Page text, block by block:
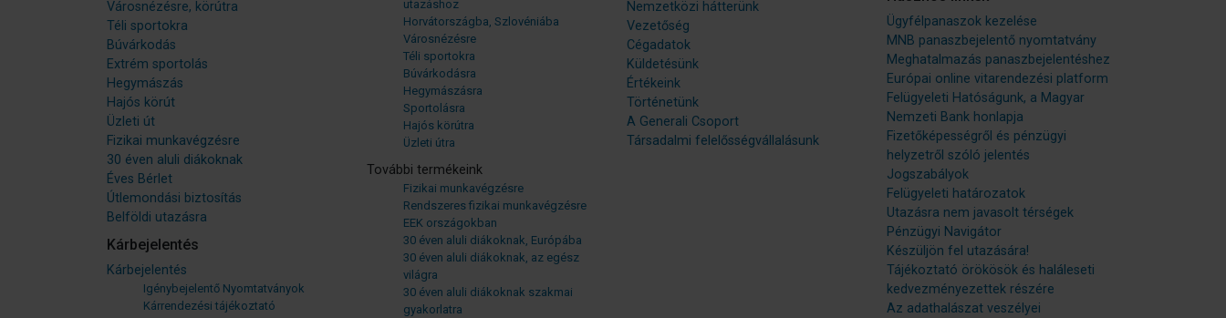
Városnézésre, körútra
Téli sportokra
Búvárkodás
Extrém sportolás
Hegymászás
Hajós körút
Üzleti út
Fizikai munkavégzésre
30 éven aluli diákoknak
Éves Bérlet
Útlemondási biztosítás
Belföldi utazásra
Kárbejelentés
Kárbejelentés
Igénybejelentő Nyomtatványok
Kárrendezési tájékoztató
utazáshoz
Horvátországba, Szlovéniába
Városnézésre
Téli sportokra
Búvárkodásra
Hegymászásra
Sportolásra
Hajós körútra
Üzleti útra
További termékeink
Fizikai munkavégzésre
Rendszeres fizikai munkavégzésre
EEK országokban
30 éven aluli diákoknak, Európába
30 éven aluli diákoknak, az egész
világra
30 éven aluli diákoknak szakmai
gyakorlatra
Nemzetközi hátterünk
Vezetőség
Cégadatok
Küldetésünk
Értékeink
Történetünk
A Generali Csoport
Társadalmi felelősségvállalásunk
Ügyfélpanaszok kezelése
MNB panaszbejelentő nyomtatvány
Meghatalmazás panaszbejelentéshez
Európai online vitarendezési platform
Felügyeleti Hatóságunk, a Magyar
Nemzeti Bank honlapja
Fizetőképességről és pénzügyi
helyzetről szóló jelentés
Jogszabályok
Felügyeleti határozatok
Utazásra nem javasolt térségek
Pénzügyi Navigátor
Készüljön fel utazására!
Tájékoztató örökösök és haláleseti
kedvezményezettek részére
Az adathalászat veszélyei